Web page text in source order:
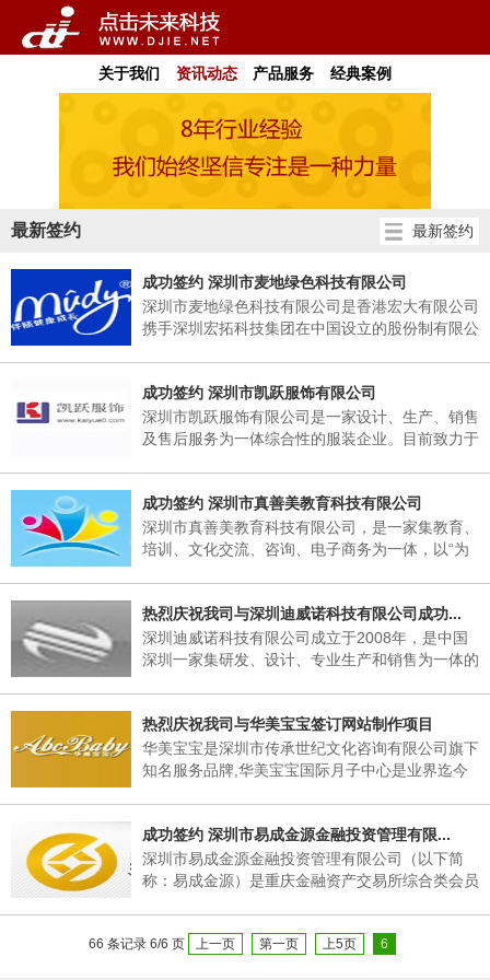
关于我们 资讯动态 产品服务 经典案例
最新签约
最新签约
成功签约 深圳市麦地绿色科技有限公司
深圳市麦地绿色科技有限公司是香港宏大有限公司
携手深圳宏拓科技集团在中国设立的股份制有限公
今，旗下有模具、硅胶、塑胶、五金四家工厂，并
与国内外的知名品牌建立良好合作关系。生产工厂
位于中国改革开放最前沿城市——深圳
成功签约 深圳市凯跃服饰有限公司
深圳市凯跃服饰有限公司是一家设计、生产、销售
及售后服务为一体综合性的服装企业。目前致力于
护服、防护服、洁净服、特殊作业服、帽子、服装
配饰等产品的生产和销售，我们专业专注为客户量
身打造精品，公司自成立始终坚持“以品质为核心
成功签约 深圳市真善美教育科技有限公司
深圳市真善美教育科技有限公司，是一家集教育、
培训、文化交流、咨询、电子商务为一体，以“为
机构。是中华台北新北市教育学会学前教育的唯一
合作伙伴。
热烈庆祝我司与深圳迪威诺科技有限公司成功...
深圳迪威诺科技有限公司成立于2008年，是中国
深圳一家集研发、设计、专业生产和销售为一体的
机、高端手机配件等产品研发、生产和销售的从业
经验。
热烈庆祝我司与华美宝宝签订网站制作项目
华美宝宝是深圳市传承世纪文化咨询有限公司旗下
知名服务品牌,华美宝宝国际月子中心是业界迄今
矶，公司拥有专业医生团队、资深护理团队、营养
膳食专家，护士及司机组成的超强服务团队。
成功签约 深圳市易成金源金融投资管理有限...
深圳市易成金源金融投资管理有限公司（以下简
称：易成金源）是重庆金融资产交易所综合类会员
致力于为发行人提供优质的融资服务，为投资人提
66 条记录 6/6 页 上一页 第一页 上5页 6